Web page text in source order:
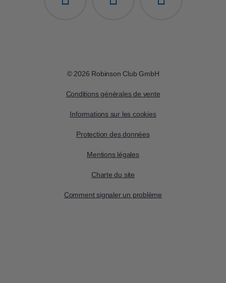
© 2026 Robinson Club GmbH
Conditions générales de vente
Informations sur les cookies
Protection des données
Mentions légales
Charte du site
Comment signaler un problème